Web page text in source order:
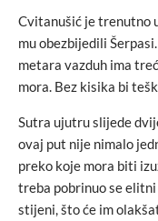
Cvitanušić je trenutno
mu obezbijedili
metara vazduh ima
mora. Bez kisika bi
Sutra ujutru slijede
ovaj put nije nimalo
preko koje mora biti
treba pobrinuo se
stijeni, što će im